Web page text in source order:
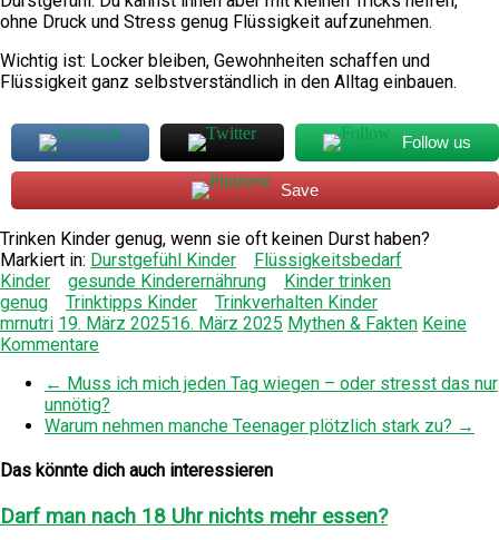
ohne Druck und Stress genug Flüssigkeit aufzunehmen.
Wichtig ist: Locker bleiben, Gewohnheiten schaffen und
Flüssigkeit ganz selbstverständlich in den Alltag einbauen.
Follow us
Save
Trinken Kinder genug, wenn sie oft keinen Durst haben?
Markiert in: Durstgefühl Kinder
Flüssigkeitsbedarf
Kinder
gesunde Kinderernährung
Kinder trinken
genug
Trinktipps Kinder
Trinkverhalten Kinder
mrnutri 19. März 202516. März 2025 Mythen & Fakten Keine
Kommentare
← Muss ich mich jeden Tag wiegen – oder stresst das nur
unnötig?
Warum nehmen manche Teenager plötzlich stark zu? →
Das könnte dich auch interessieren
Darf man nach 18 Uhr nichts mehr essen?